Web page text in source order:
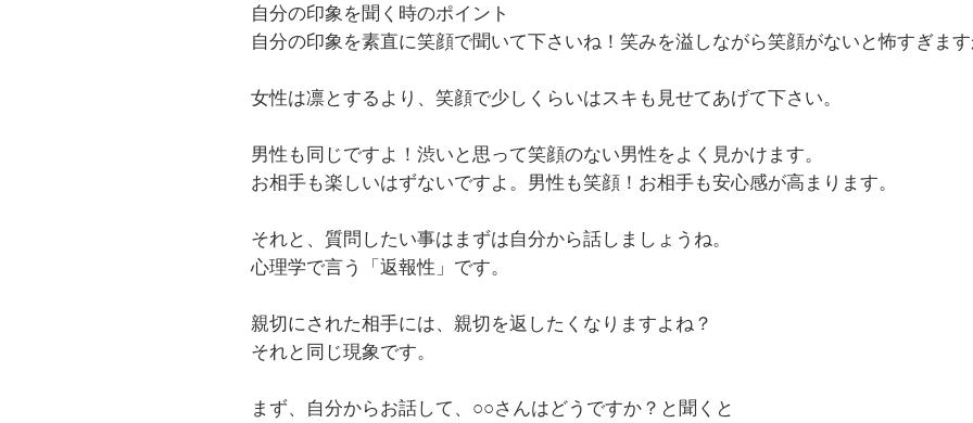
自分の印象を聞く時のポイント
自分の印象を素直に笑顔で聞いて下さいね！ 笑みを溢しながら笑顔がないと怖すぎま
女性は凛とするより、笑顔で少しくらいはスキも見せてあげて下さい。
男性も同じですよ！渋いと思って笑顔のない男性をよく見かけます。
お相手も楽しいはずないですよ。男性も笑顔！お相手も安心感が高まります。
それと、 質問したい事はまずは自分から話しましょうね。
心理学で言う「返報性」です。
親切にされた相手には、親切を返したくなりますよね？
それと同じ現象です。
まず、自分からお話して、○○さんはどうですか？と聞くと